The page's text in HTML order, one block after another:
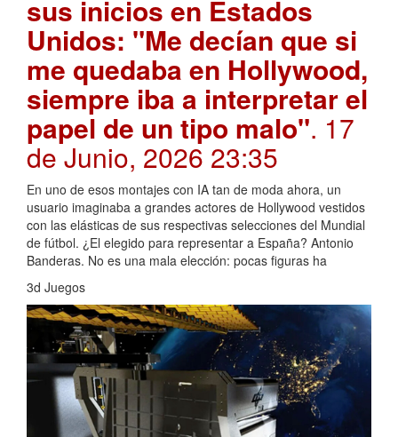
sus inicios en Estados
Unidos: "Me decían que si
me quedaba en Hollywood,
siempre iba a interpretar el
papel de un tipo malo". 17
de Junio, 2026 23:35
En uno de esos montajes con IA tan de moda ahora, un
usuario imaginaba a grandes actores de Hollywood vestidos
con las elásticas de sus respectivas selecciones del Mundial
de fútbol. ¿El elegido para representar a España? Antonio
Banderas. No es una mala elección: pocas figuras ha
3d Juegos